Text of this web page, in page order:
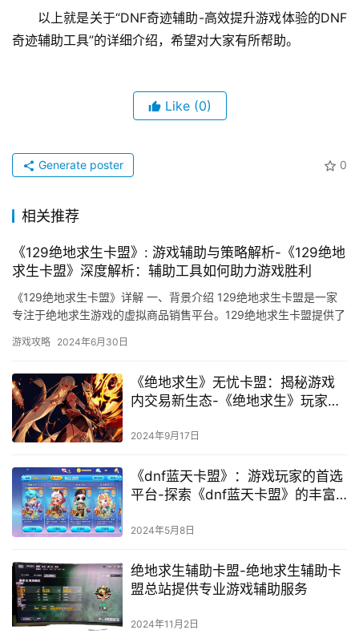
以上就是关于“DNF奇迹辅助-高效提升游戏体验的DNF
奇迹辅助工具”的详细介绍，希望对大家有所帮助。
Like (0)
0
Generate poster
相关推荐
《129绝地求生卡盟》: 游戏辅助与策略解析-《129绝地
求生卡盟》深度解析：辅助工具如何助力游戏胜利
《129绝地求生卡盟》详解 一、背景介绍 129绝地求生卡盟是一家
专注于绝地求生游戏的虚拟商品销售平台。129绝地求生卡盟提供了
游戏攻略 2024年6月30日
《绝地求生》无忧卡盟：揭秘游戏
内交易新生态-《绝地求生》玩家必
验
2024年9月17日
《dnf蓝天卡盟》：游戏玩家的首选
平台-探索《dnf蓝天卡盟》的丰富
2024年5月8日
绝地求生辅助卡盟-绝地求生辅助卡
盟总站提供专业游戏辅助服务
2024年11月2日